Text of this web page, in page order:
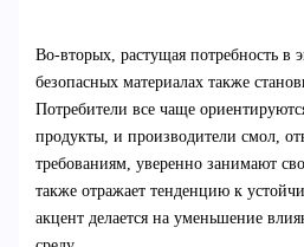
Во-вторых, растущая потребность в
безопасных материалах также
Потребители все чаще
продукты, и производители смол,
требованиям, уверенно занимают
также отражает тенденцию к
акцент делается на уменьшение